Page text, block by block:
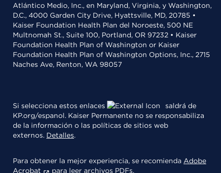
Atlántico Medio, Inc., en Maryland, Virginia, y Washington,
D.C., 4000 Garden City Drive, Hyattsville, MD, 20785 •
Kaiser Foundation Health Plan del Noroeste, 500 NE
Multnomah St., Suite 100, Portland, OR 97232 • Kaiser
Foundation Health Plan of Washington or Kaiser
Foundation Health Plan of Washington Options, Inc., 2715
Naches Ave, Renton, WA 98057
Si selecciona estos enlaces
saldrá de
KP.org/espanol. Kaiser Permanente no se responsabiliza
de la información o las políticas de sitios web
externos. Detalles.
Para obtener la mejor experiencia, se recomienda Adobe
Acrobat
para leer archivos PDFs.